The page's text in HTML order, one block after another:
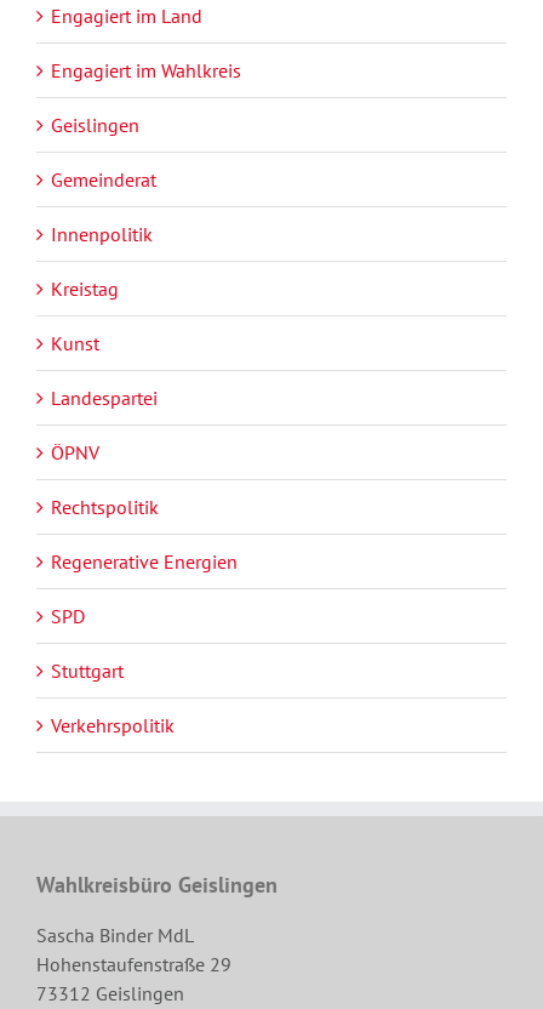
Engagiert im Land
Engagiert im Wahlkreis
Geislingen
Gemeinderat
Innenpolitik
Kreistag
Kunst
Landespartei
ÖPNV
Rechtspolitik
Regenerative Energien
SPD
Stuttgart
Verkehrspolitik
Wahlkreisbüro Geislingen
Sascha Binder MdL
Hohenstaufenstraße 29
73312 Geislingen